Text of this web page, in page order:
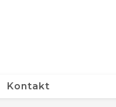
Kontakt